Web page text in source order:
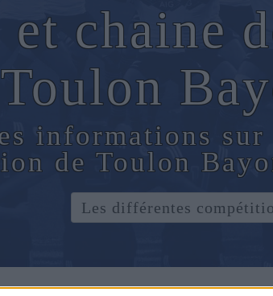
et chaine
Toulon
informations
de Toulon